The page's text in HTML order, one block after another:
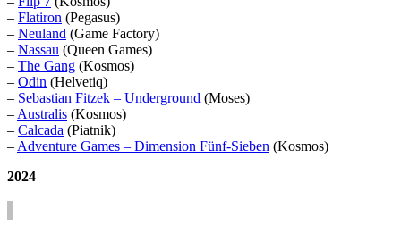
– Flatiron (Pegasus)
– Neuland (Game Factory)
– Nassau (Queen Games)
– The Gang (Kosmos)
– Odin (Helvetiq)
– Sebastian Fitzek – Underground (Moses)
– Australis (Kosmos)
– Calcada (Piatnik)
– Adventure Games – Dimension Fünf-Sieben (Kosmos)
2024